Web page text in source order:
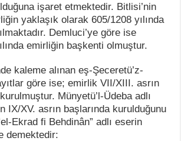
işaret etmektedir. Bitlisi’nin
yaklaşık olarak 605/1208 yılında
Demluci’ye göre ise
emirliğin başkenti olmuştur.
kaleme alınan eş-Şeceretü’z-
göre ise; emirlik VII/XIII. asrın
Münyetü’l-Üdeba adlı
IX/XV. asrın başlarında kurulduğunu
Ekrad fi Behdinân” adlı eserin
demektedir: